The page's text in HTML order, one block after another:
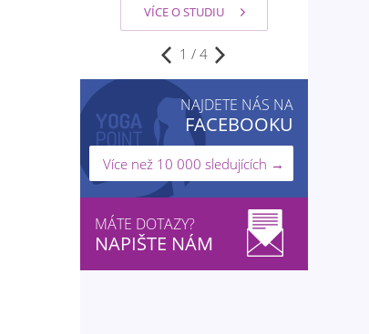
VÍCE O STUDIU
2 / 4
NAJDETE NÁS NA
FACEBOOKU
Více než 10 000 sledujících →
MÁTE DOTAZY?
NAPIŠTE NÁM